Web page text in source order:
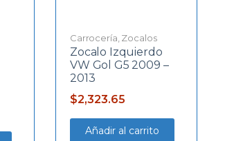
Carrocería Zocalos
Zocalo Izquierdo
VW Gol G5 2009 –
2013
$2,323.65
Añadir al carrito